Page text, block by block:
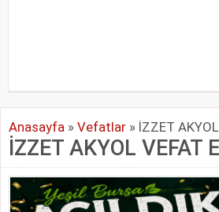
Anasayfa » Vefatlar » İZZET
İZZET AKYOL VEFAT